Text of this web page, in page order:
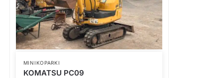
MINIKOPARKI
KOMATSU PC09